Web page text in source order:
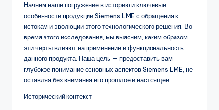
Начнем наше погружение в историю и ключевые
особенности продукции Siemens LME с обращения к
истокам и эволюции этого технологического решения. Во
время этого исследования, мы выясним, каким образом
эти черты влияют на применение и функциональность
данного продукта. Наша цель — предоставить вам
глубокое понимание основных аспектов Siemens LME, не
оставляя без внимания его прошлое и настоящее.
Исторический контекст